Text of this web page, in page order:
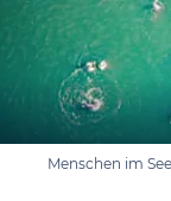
Menschen im